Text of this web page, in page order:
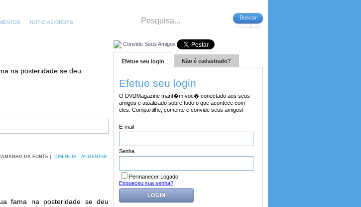
NOTICIAS/DROPS
Buscar
>>Avan�ada
na posteridade se deu
DA FONTE | DIMINUIR AUMENTAR
fama na posteridade se deu
Convide Seus Amigos
Efetue seu login Não é cadastrado?
Efetue seu login
O DVDMagazine mant�m voc� conectado aos seus
amigos e atualizado sobre tudo o que acontece com
eles. Compartilhe, comente e convide seus amigos!
E-mail
Senha
Permanecer Logado
Esqueceu sua senha?
LOGIN